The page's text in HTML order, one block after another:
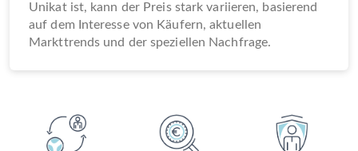
Unikat ist, kann der Preis stark variieren, basierend
auf dem Interesse von Käufern, aktuellen
Markttrends und der speziellen Nachfrage.